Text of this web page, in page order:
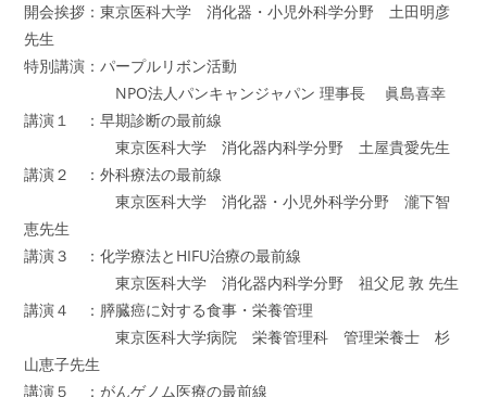
開会挨拶：東京医科大学 消化器・小児外科学分野 土田明彦
先生
特別講演：パープルリボン活動
NPO法人パンキャンジャパン 理事長 眞島喜幸
講演１ ：早期診断の最前線
東京医科大学 消化器内科学分野 土屋貴愛先生
講演２ ：外科療法の最前線
東京医科大学 消化器・小児外科学分野 瀧下智
恵先生
講演３ ：化学療法とHIFU治療の最前線
東京医科大学 消化器内科学分野 祖父尼 敦 先生
講演４ ：膵臓癌に対する食事・栄養管理
東京医科大学病院 栄養管理科 管理栄養士 杉
山恵子先生
講演５ ：がんゲノム医療の最前線